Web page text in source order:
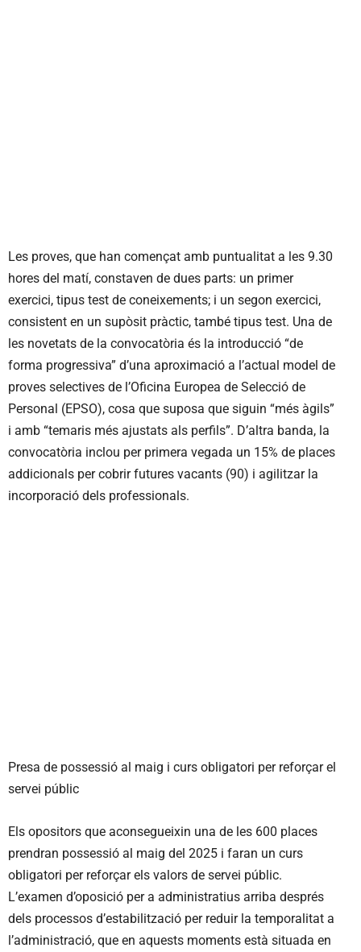
Les proves, que han començat amb puntualitat a les 9.30
hores del matí, constaven de dues parts: un primer
exercici, tipus test de coneixements; i un segon exercici,
consistent en un supòsit pràctic, també tipus test. Una de
les novetats de la convocatòria és la introducció “de
forma progressiva” d’una aproximació a l’actual model de
proves selectives de l’Oficina Europea de Selecció de
Personal (EPSO), cosa que suposa que siguin “més àgils”
i amb “temaris més ajustats als perfils”. D’altra banda, la
convocatòria inclou per primera vegada un 15% de places
addicionals per cobrir futures vacants (90) i agilitzar la
incorporació dels professionals.
Presa de possessió al maig i curs obligatori per reforçar el
servei públic
Els opositors que aconsegueixin una de les 600 places
prendran possessió al maig del 2025 i faran un curs
obligatori per reforçar els valors de servei públic.
L’examen d’oposició per a administratius arriba després
dels processos d’estabilització per reduir la temporalitat a
l’administració, que en aquests moments està situada en